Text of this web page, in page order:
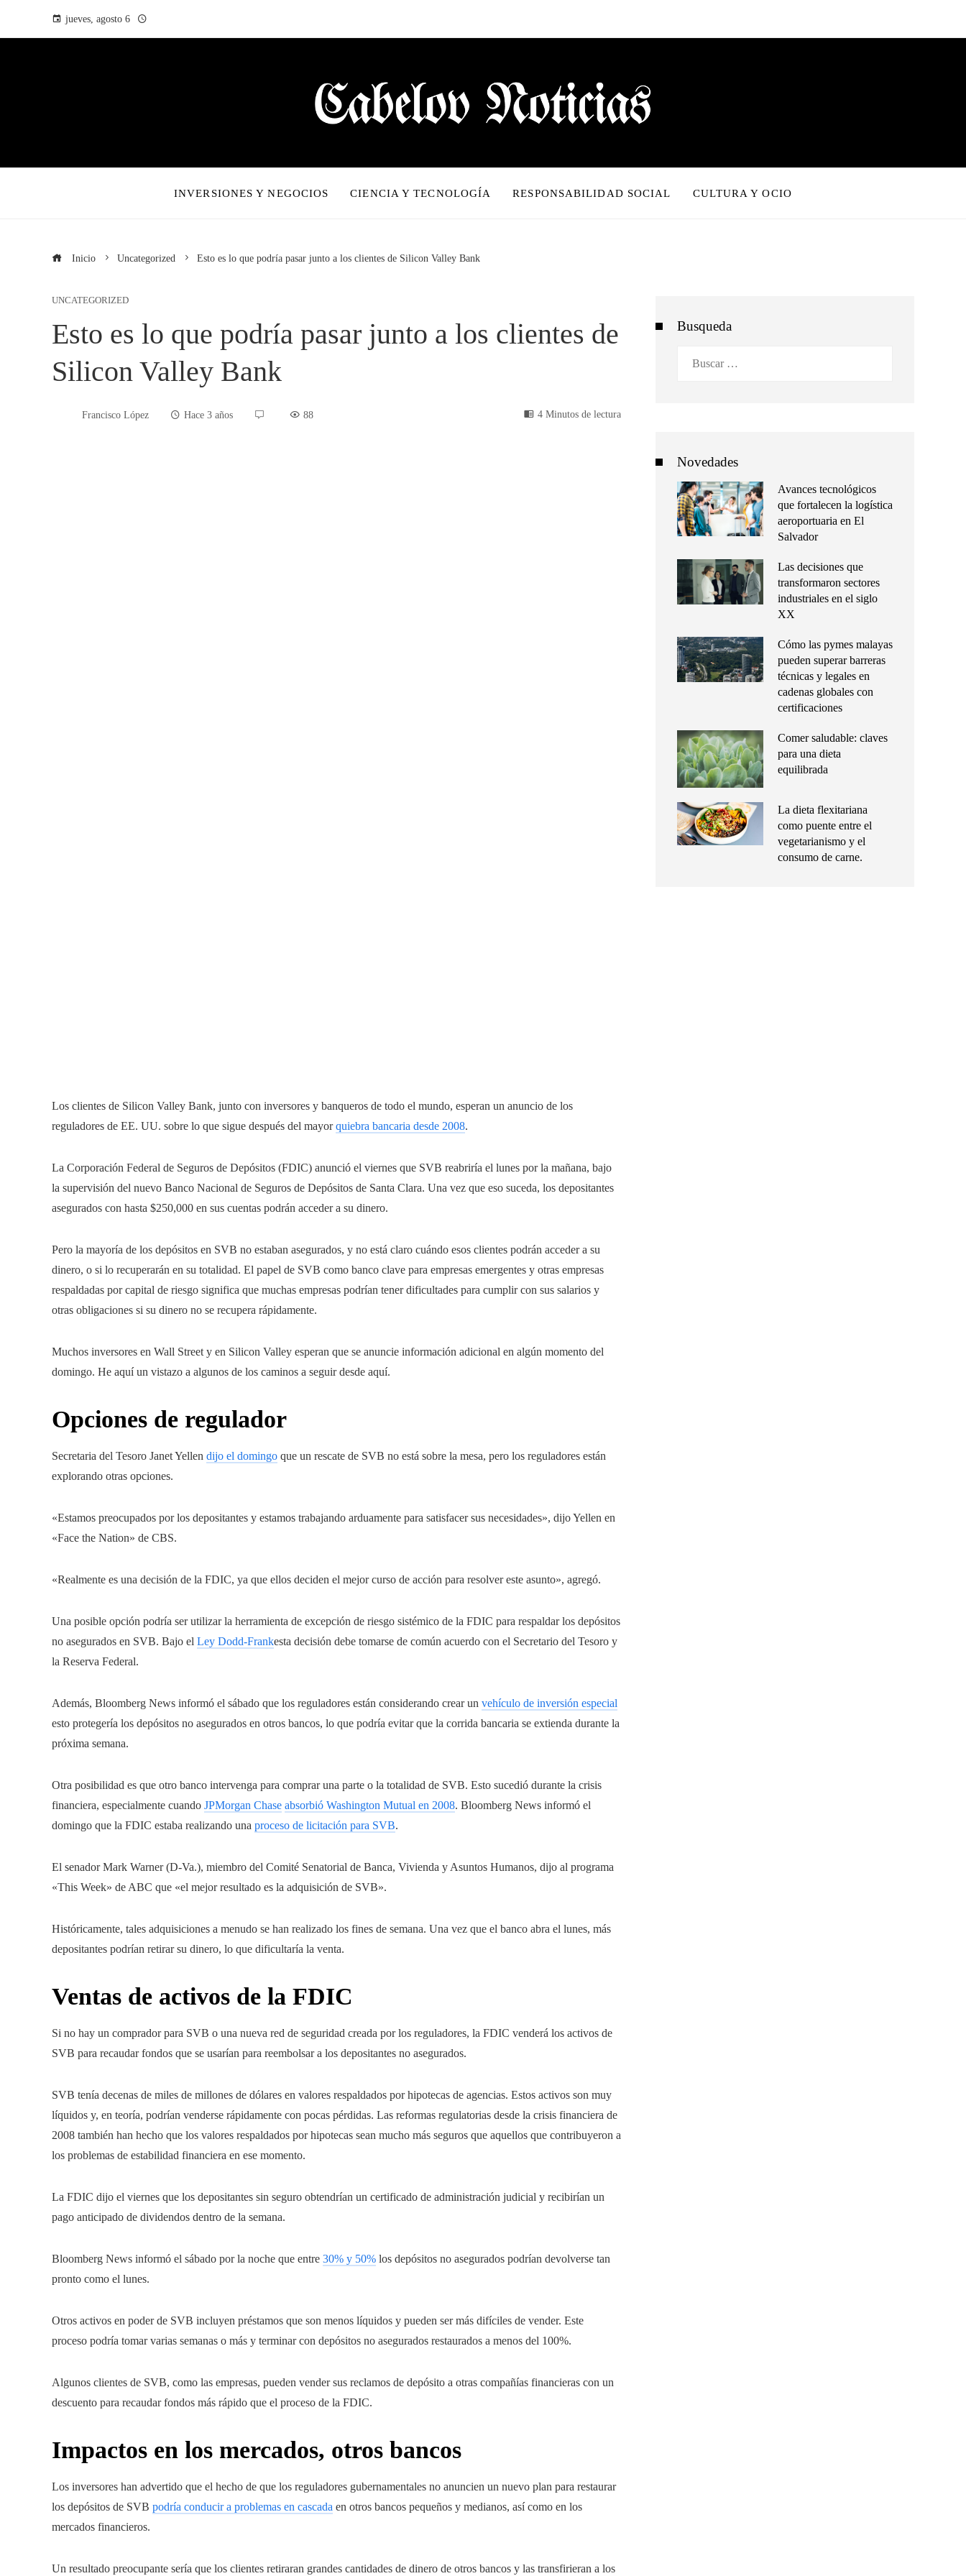
jueves, agosto 6
INVERSIONES Y NEGOCIOS CIENCIA Y TECNOLOGÍA RESPONSABILIDAD SOCIAL CULTURA Y OCIO
Inicio Uncategorized Esto es lo que podría pasar junto a los clientes de Silicon Valley Bank
UNCATEGORIZED
Esto es lo que podría pasar junto a los clientes de
Silicon Valley Bank
Francisco López Hace 3 años 88 4 Minutos de lectura
Los clientes de Silicon Valley Bank, junto con inversores y banqueros de todo el mundo, esperan un anuncio de los
reguladores de EE. UU. sobre lo que sigue después del mayorquiebra bancaria desde 2008.
La Corporación Federal de Seguros de Depósitos (FDIC) anunció el viernes que SVB reabriría el lunes por la mañana, bajo
la supervisión del nuevo Banco Nacional de Seguros de Depósitos de Santa Clara. Una vez que eso suceda, los depositantes
asegurados con hasta $250,000 en sus cuentas podrán acceder a su dinero.
Pero la mayoría de los depósitos en SVB no estaban asegurados, y no está claro cuándo esos clientes podrán acceder a su
dinero, o si lo recuperarán en su totalidad. El papel de SVB como banco clave para empresas emergentes y otras empresas
respaldadas por capital de riesgo significa que muchas empresas podrían tener dificultades para cumplir con sus salarios y
otras obligaciones si su dinero no se recupera rápidamente.
Muchos inversores en Wall Street y en Silicon Valley esperan que se anuncie información adicional en algún momento del
domingo. He aquí un vistazo a algunos de los caminos a seguir desde aquí.
Opciones de regulador
Secretaria del Tesoro Janet Yellen dijo el domingo que un rescate de SVB no está sobre la mesa, pero los reguladores están
explorando otras opciones.
«Estamos preocupados por los depositantes y estamos trabajando arduamente para satisfacer sus necesidades», dijo Yellen en
«Face the Nation» de CBS.
«Realmente es una decisión de la FDIC, ya que ellos deciden el mejor curso de acción para resolver este asunto», agregó.
Una posible opción podría ser utilizar la herramienta de excepción de riesgo sistémico de la FDIC para respaldar los depósitos
no asegurados en SVB. Bajo el Ley Dodd-Frankesta decisión debe tomarse de común acuerdo con el Secretario del Tesoro y
la Reserva Federal.
Además, Bloomberg News informó el sábado que los reguladores están considerando crear un vehículo de inversión especial
esto protegería los depósitos no asegurados en otros bancos, lo que podría evitar que la corrida bancaria se extienda durante la
próxima semana.
Otra posibilidad es que otro banco intervenga para comprar una parte o la totalidad de SVB. Esto sucedió durante la crisis
financiera, especialmente cuando JPMorgan Chase absorbió Washington Mutual en 2008. Bloomberg News informó el
domingo que la FDIC estaba realizando una proceso de licitación para SVB.
El senador Mark Warner (D-Va.), miembro del Comité Senatorial de Banca, Vivienda y Asuntos Humanos, dijo al programa
«This Week» de ABC que «el mejor resultado es la adquisición de SVB».
Históricamente, tales adquisiciones a menudo se han realizado los fines de semana. Una vez que el banco abra el lunes, más
depositantes podrían retirar su dinero, lo que dificultaría la venta.
Ventas de activos de la FDIC
Si no hay un comprador para SVB o una nueva red de seguridad creada por los reguladores, la FDIC venderá los activos de
SVB para recaudar fondos que se usarían para reembolsar a los depositantes no asegurados.
SVB tenía decenas de miles de millones de dólares en valores respaldados por hipotecas de agencias. Estos activos son muy
líquidos y, en teoría, podrían venderse rápidamente con pocas pérdidas. Las reformas regulatorias desde la crisis financiera de
2008 también han hecho que los valores respaldados por hipotecas sean mucho más seguros que aquellos que contribuyeron a
los problemas de estabilidad financiera en ese momento.
La FDIC dijo el viernes que los depositantes sin seguro obtendrían un certificado de administración judicial y recibirían un
pago anticipado de dividendos dentro de la semana.
Bloomberg News informó el sábado por la noche que entre 30% y 50% los depósitos no asegurados podrían devolverse tan
pronto como el lunes.
Otros activos en poder de SVB incluyen préstamos que son menos líquidos y pueden ser más difíciles de vender. Este
proceso podría tomar varias semanas o más y terminar con depósitos no asegurados restaurados a menos del 100%.
Algunos clientes de SVB, como las empresas, pueden vender sus reclamos de depósito a otras compañías financieras con un
descuento para recaudar fondos más rápido que el proceso de la FDIC.
Impactos en los mercados, otros bancos
Los inversores han advertido que el hecho de que los reguladores gubernamentales no anuncien un nuevo plan para restaurar
los depósitos de SVB podría conducir a problemas en cascada en otros bancos pequeños y medianos, así como en los
mercados financieros.
Un resultado preocupante sería que los clientes retiraran grandes cantidades de dinero de otros bancos y las transfirieran a los
Busqueda
Novedades
Avances tecnológicos
que fortalecen la logística
aeroportuaria en El
Salvador
Las decisiones que
transformaron sectores
industriales en el siglo
XX
Cómo las pymes malayas
pueden superar barreras
técnicas y legales en
cadenas globales con
certificaciones
Comer saludable: claves
para una dieta
equilibrada
La dieta flexitariana
como puente entre el
vegetarianismo y el
consumo de carne.